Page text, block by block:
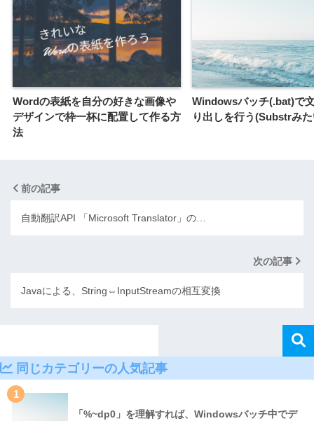
Wordの表紙を自分の好きな画像や
デザインで枠一杯に配置して作る方
法
Windowsバッチ(.bat)で
り出しを行う(Substrみ
前の記事
自動翻訳API 「Microsoft Translator」の…
次の記事
Javaによる、String⇔InputStreamの相互変換
同じカテゴリーの人気記事
1
「%~dp0」を理解すれば、Windowsバッチ中でデ